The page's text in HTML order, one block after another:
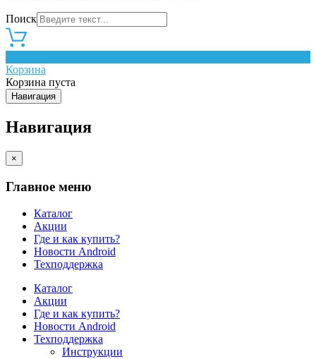
Поиск
Корзина
Корзина пуста
Навигация
Навигация
×
Главное меню
Каталог
Акции
Где и как купить?
Новости Android
Техподдержка
Каталог
Акции
Где и как купить?
Новости Android
Техподдержка
Инструкции